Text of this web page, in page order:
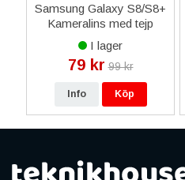
Samsung Galaxy S8/S8+
Kameralins med tejp
I lager
79 kr 99 kr
Info Köp